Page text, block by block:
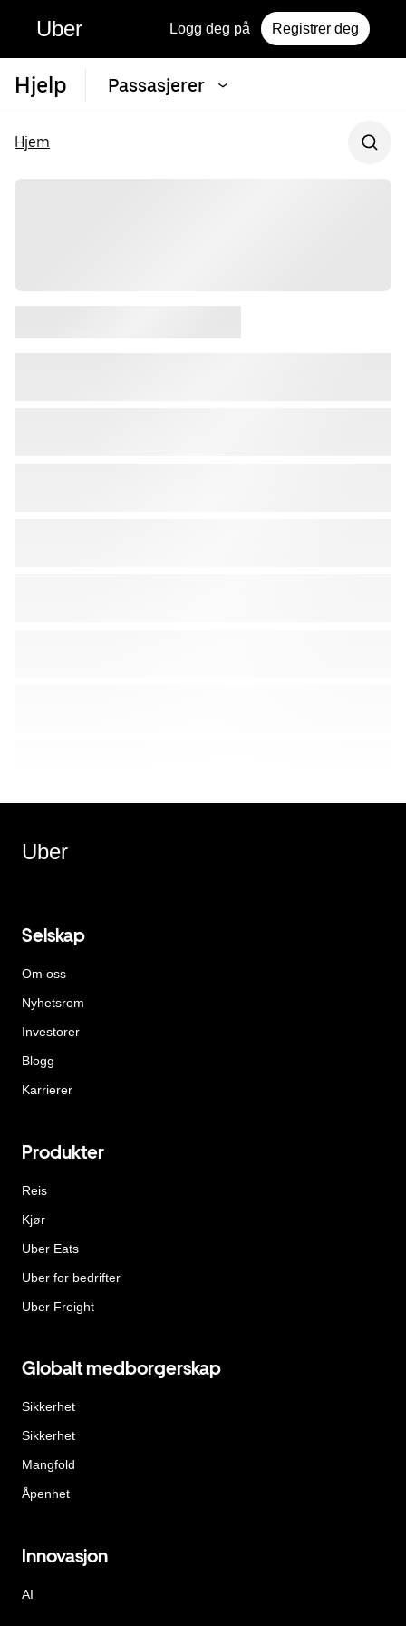
Uber Logg deg på Registrer deg
Hjelp Passasjerer
Hjem
Uber
Selskap
Om oss
Nyhetsrom
Investorer
Blogg
Karrierer
Produkter
Reis
Kjør
Uber Eats
Uber for bedrifter
Uber Freight
Globalt medborgerskap
Sikkerhet
Sikkerhet
Mangfold
Åpenhet
Innovasjon
AI